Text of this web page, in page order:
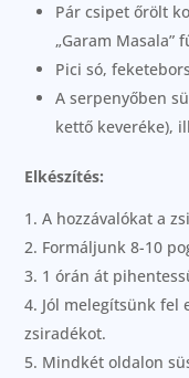
Pár csipet őrölt
„Garam Masala”
Pici só, feketebors
A serpenyőben
kettő keveréke),
Elkészítés:
A hozzávalókat a
Formáljunk 8-10
1 órán át
Jól melegítsünk fel
zsiradékot.
Mindkét oldalon